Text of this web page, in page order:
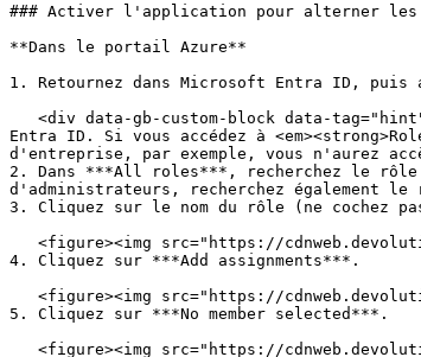
### Activer l'application pour alterner les
**Dans le portail Azure**
1. Retournez dans Microsoft Entra ID, puis
Entra ID. Si vous accédez à
d'entreprise, par exemple, vous n'aurez
2. Dans ***All roles***, recherchez le rôle
d'administrateurs, recherchez également
3. Cliquez sur le nom du rôle (ne cochez
4. Cliquez sur ***Add assignments***.
5. Cliquez sur ***No member selected***.